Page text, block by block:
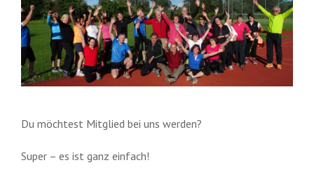
Du möchtest Mitglied bei uns werden?
Super – es ist ganz einfach!